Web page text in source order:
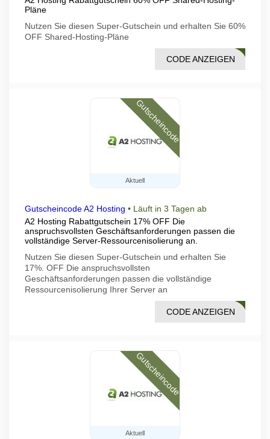
Pläne
Nutzen Sie diesen Super-Gutschein und erhalten Sie 60%
OFF Shared-Hosting-Pläne
ST60
CODE ANZEIGEN
Aktuell
Gutscheincode
Gutscheincode A2 Hosting • Läuft in 3 Tagen ab
A2 Hosting Rabattgutschein 17% OFF Die
anspruchsvollsten Geschäftsanforderungen passen die
vollständige Server-Ressourcenisolierung an.
Nutzen Sie diesen Super-Gutschein und erhalten Sie
17%. OFF Die anspruchsvollsten
Geschäftsanforderungen passen die vollständige
Ressourcenisolierung Ihrer Server an
SRVR
CODE ANZEIGEN
Aktuell
Gutscheincode